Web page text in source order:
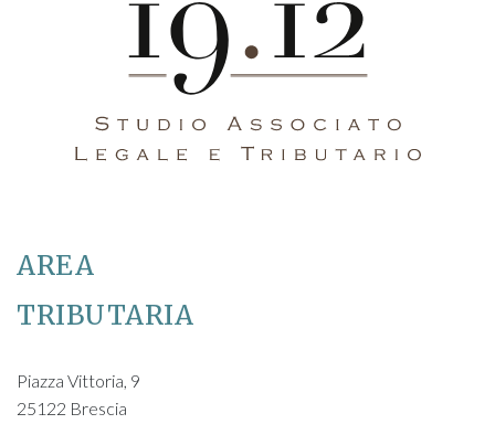
AREA
TRIBUTARIA
Piazza Vittoria, 9
25122 Brescia